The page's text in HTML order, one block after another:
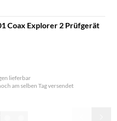
Coax Explorer 2 Prüfgerät
lieferbar
am selben Tag versendet